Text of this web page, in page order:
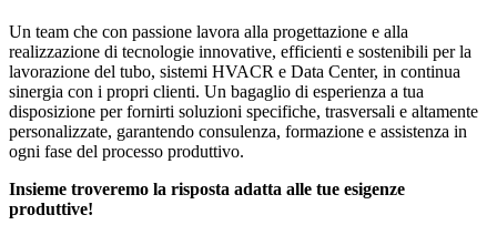
Un team che con passione lavora alla progettazione e alla
realizzazione di tecnologie innovative, efficienti e sostenibili per la
lavorazione del tubo, sistemi HVACR e Data Center, in continua
sinergia con i propri clienti. Un bagaglio di esperienza a tua
disposizione per fornirti soluzioni specifiche, trasversali e altamente
personalizzate, garantendo consulenza, formazione e assistenza in
ogni fase del processo produttivo.
Insieme troveremo la risposta adatta alle tue esigenze
produttive!